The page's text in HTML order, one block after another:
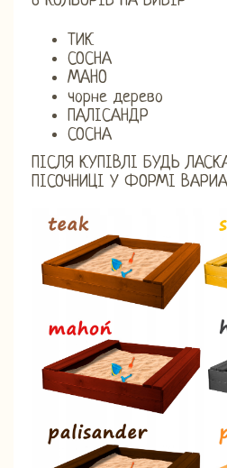
ТИК
СОСНА
MAHO
чорне дерево
ПАЛІСАНДР
СОСНА
ПІСЛЯ КУПІВЛІ БУДЬ
ПІСОЧНИЦІ У ФОРМІ